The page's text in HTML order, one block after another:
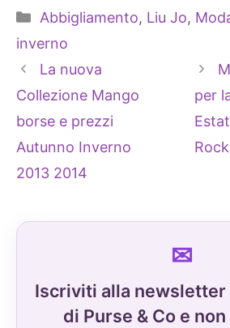
Categorie
Abbigliamento, Liu Jo,
inverno
La nuova
Collezione Mango
borse e prezzi
Autunno Inverno
2013 2014
per
Rock
Iscriviti alla newsletter
di Purse & Co e